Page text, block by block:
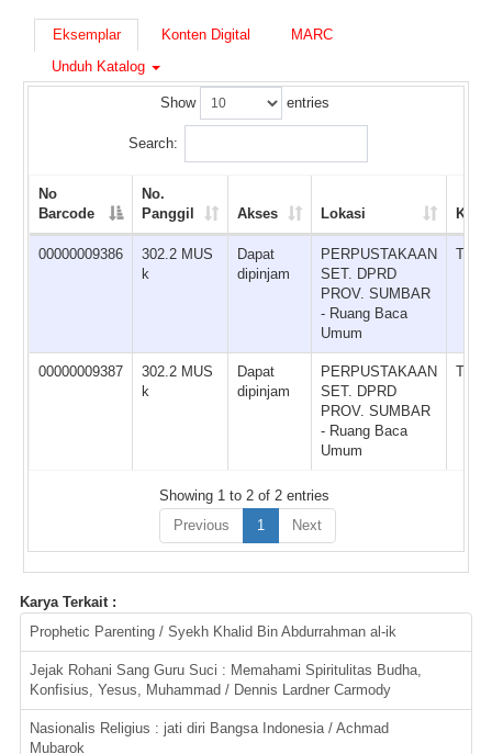
Eksemplar Konten Digital
MARC
Unduh Katalog
Show entries
Search:
No
Barcode
No.
Panggil
Akses Lokasi
00000009386
302.2 MUS
k
Dapat
dipinjam
PERPUSTAKAAN
SET. DPRD
PROV. SUMBAR
- Ruang Baca
Umum
00000009387
302.2 MUS
k
Dapat
dipinjam
PERPUSTAKAAN
SET. DPRD
PROV. SUMBAR
- Ruang Baca
Umum
Showing 1 to 2 of 2 entries
Previous
1 Next
Karya Terkait :
Prophetic Parenting / Syekh Khalid Bin Abdurrahman al-ik
Jejak Rohani Sang Guru Suci : Memahami Spiritulitas Budha,
Konfisius, Yesus, Muhammad / Dennis Lardner Carmody
Nasionalis Religius : jati diri Bangsa Indonesia / Achmad
Mubarok